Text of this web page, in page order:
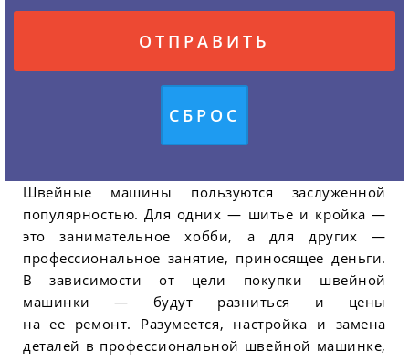
Швейные машины пользуются заслуженной
популярностью. Для одних — шитье и кройка —
это занимательное хобби, а для других —
профессиональное занятие, приносящее деньги.
В зависимости от цели покупки швейной
машинки — будут разниться и цены
на ее ремонт. Разумеется, настройка и замена
деталей в профессиональной швейной машинке,